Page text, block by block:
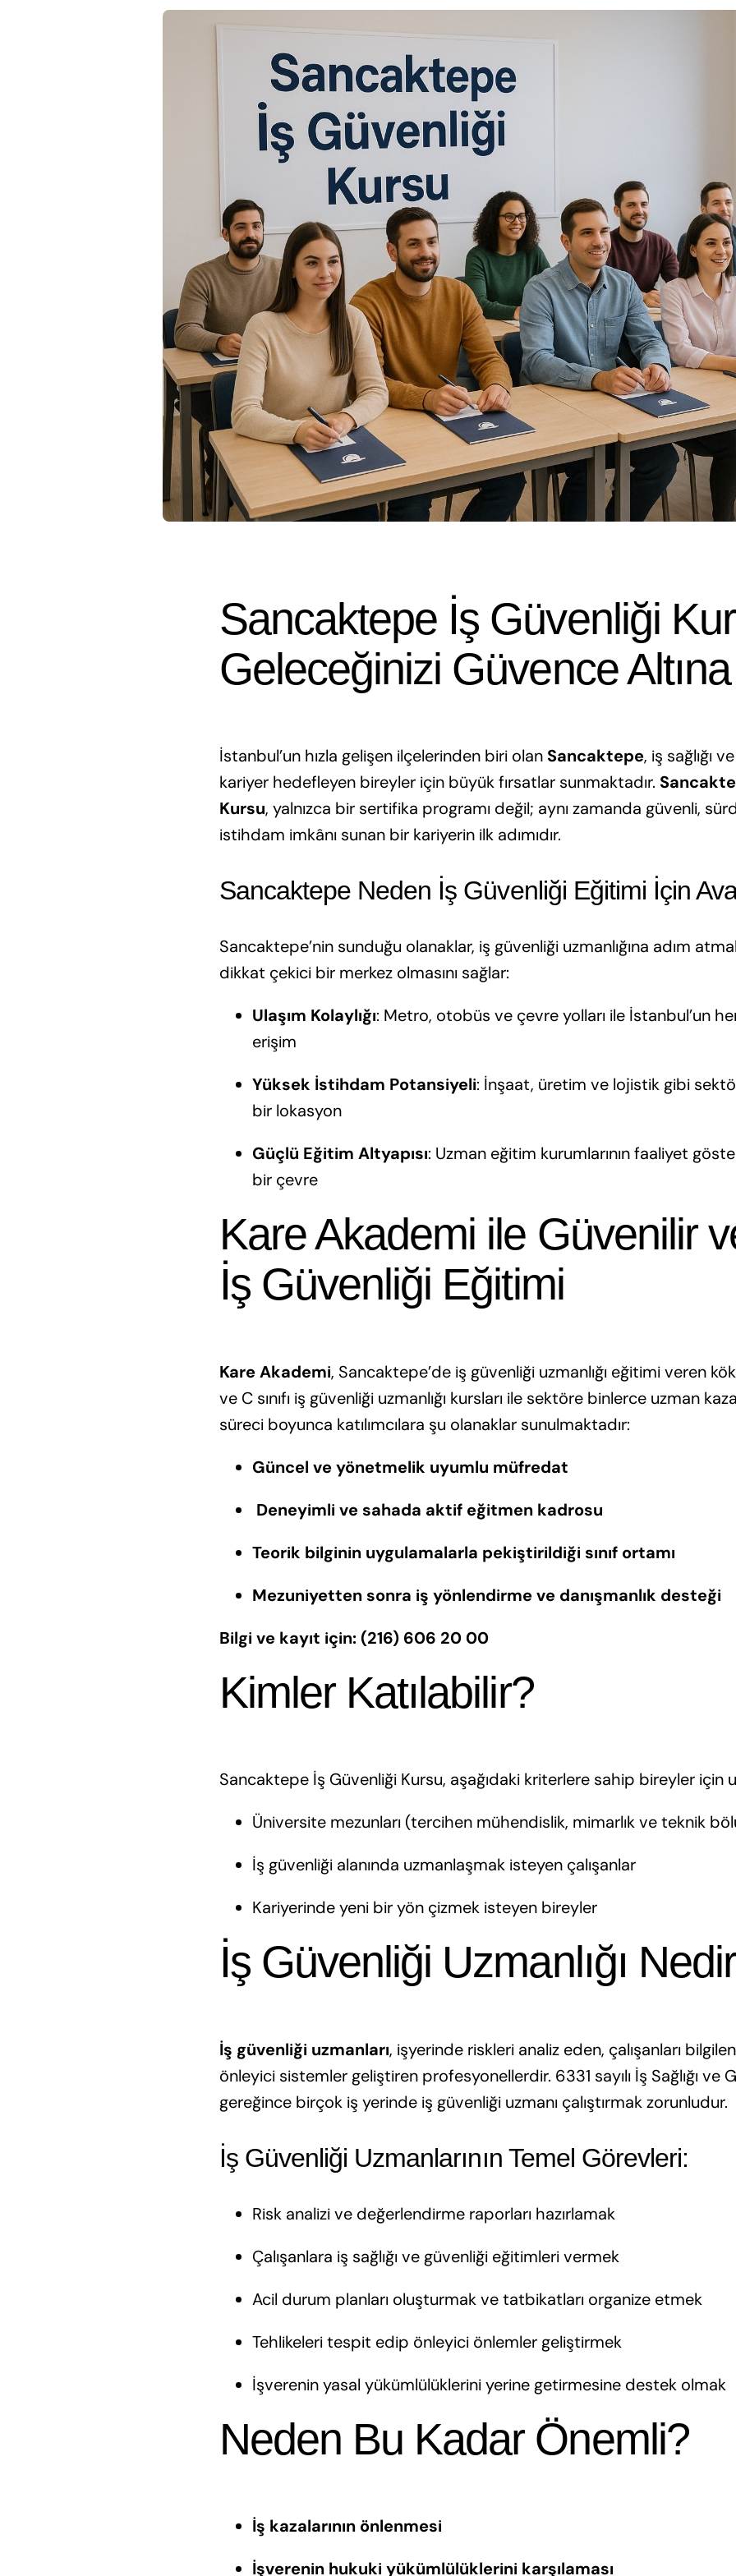
Sancaktepe İş Güvenliği
Geleceğinizi Güvence Altına
İstanbul’un hızla gelişen ilçelerinden biri olan Sancaktepe, iş sağlığı
kariyer hedefleyen bireyler için büyük fırsatlar sunmaktadır.
Kursu, yalnızca bir sertifika programı değil; aynı zamanda güvenli,
istihdam imkânı sunan bir kariyerin ilk adımıdır.
Sancaktepe Neden İş Güvenliği Eğitimi İçin
Sancaktepe’nin sunduğu olanaklar, iş güvenliği uzmanlığına adım
dikkat çekici bir merkez olmasını sağlar:
Ulaşım Kolaylığı: Metro, otobüs ve çevre yolları ile İstanbul’un
erişim
Yüksek İstihdam Potansiyeli: İnşaat, üretim ve lojistik gibi
bir lokasyon
Güçlü Eğitim Altyapısı: Uzman eğitim kurumlarının faaliyet
bir çevre
Kare Akademi ile Güvenilir
İş Güvenliği Eğitimi
Kare Akademi, Sancaktepe’de iş güvenliği uzmanlığı eğitimi veren
ve C sınıfı iş güvenliği uzmanlığı kursları ile sektöre binlerce uzman
süreci boyunca katılımcılara şu olanaklar sunulmaktadır:
Güncel ve yönetmelik uyumlu müfredat
Deneyimli ve sahada aktif eğitmen kadrosu
Teorik bilginin uygulamalarla pekiştirildiği sınıf ortamı
Mezuniyetten sonra iş yönlendirme ve danışmanlık desteği
Bilgi ve kayıt için: (216) 606 20 00
Kimler Katılabilir?
Sancaktepe İş Güvenliği Kursu, aşağıdaki kriterlere sahip bireyler için
Üniversite mezunları (tercihen mühendislik, mimarlık ve teknik
İş güvenliği alanında uzmanlaşmak isteyen çalışanlar
Kariyerinde yeni bir yön çizmek isteyen bireyler
İş Güvenliği Uzmanlığı
İş güvenliği uzmanları, işyerinde riskleri analiz eden, çalışanları
önleyici sistemler geliştiren profesyonellerdir. 6331 sayılı İş Sağlığı ve
gereğince birçok iş yerinde iş güvenliği uzmanı çalıştırmak zorunludur.
İş Güvenliği Uzmanlarının Temel Görevleri:
Risk analizi ve değerlendirme raporları hazırlamak
Çalışanlara iş sağlığı ve güvenliği eğitimleri vermek
Acil durum planları oluşturmak ve tatbikatları organize etmek
Tehlikeleri tespit edip önleyici önlemler geliştirmek
İşverenin yasal yükümlülüklerini yerine getirmesine destek olmak
Neden Bu Kadar Önemli?
İş kazalarının önlenmesi
İşverenin hukuki yükümlülüklerini karşılaması